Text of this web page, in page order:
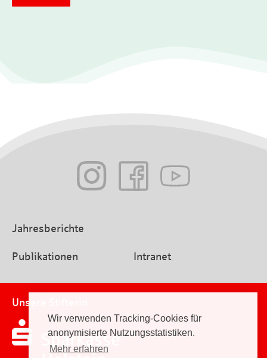
Wir verwenden Tracking-Cookies für
anonymisierte Nutzungsstatistiken.
Mehr erfahren
Jahresberichte
Publikationen Intranet
Unsere Stifterin